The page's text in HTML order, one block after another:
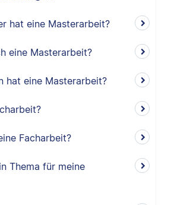
hat eine Masterarbeit?
eine Masterarbeit?
hat eine Masterarbeit?
Facharbeit?
Thema für meine